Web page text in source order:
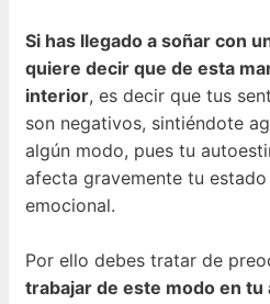
Si has llegado a soñar con
quiere decir que de esta
interior, es decir que tus
son negativos, sintiéndote
algún modo, pues tu
afecta gravemente tu
emocional.
Por ello debes tratar de
trabajar de este modo en